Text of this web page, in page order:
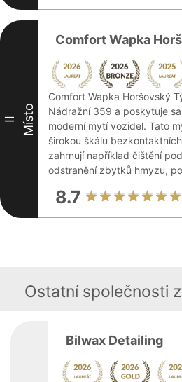
II Místo
Comfort Wapka
Comfort Wapka Horšovský
Nádražní 359 a poskytuje
moderní mytí vozidel. Tato
širokou škálu
zahrnují například čištění
odstranění zbytků hmyzu,
8.7
Ostatní společnosti
Bilwax Detailing